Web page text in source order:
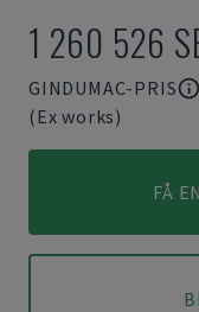
1 260 526
GINDUMAC-PRIS
(Ex works)
FÅ